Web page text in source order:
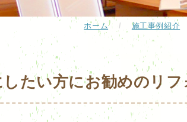
ホーム / 施工事例紹介
たい方にお勧めのリフ